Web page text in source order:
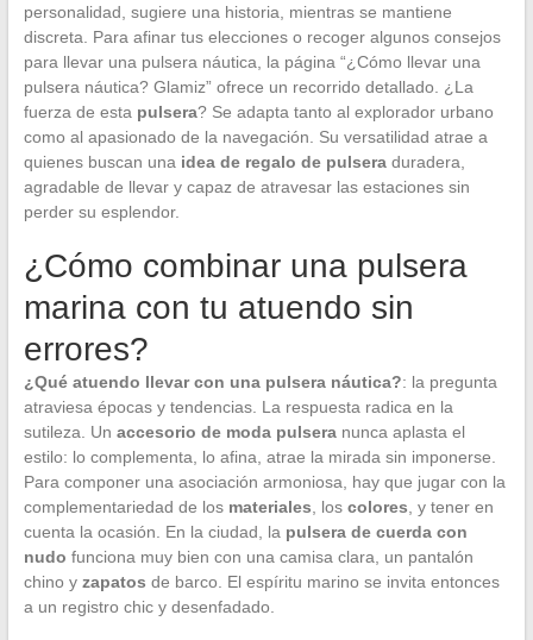
personalidad, sugiere una historia, mientras se mantiene
discreta. Para afinar tus elecciones o recoger algunos consejos
para llevar una pulsera náutica, la página “¿Cómo llevar una
pulsera náutica? Glamiz” ofrece un recorrido detallado. ¿La
fuerza de esta pulsera? Se adapta tanto al explorador urbano
como al apasionado de la navegación. Su versatilidad atrae a
quienes buscan una idea de regalo de pulseraduradera,
agradable de llevar y capaz de atravesar las estaciones sin
perder su esplendor.
¿Cómo combinar una pulsera
marina con tu atuendo sin
errores?
¿Qué atuendo llevar con una pulsera náutica?: la pregunta
atraviesa épocas y tendencias. La respuesta radica en la
sutileza. Un accesorio de moda pulseranunca aplasta el
estilo: lo complementa, lo afina, atrae la mirada sin imponerse.
Para componer una asociación armoniosa, hay que jugar con la
complementariedad de los materiales , los colores , y tener en
cuenta la ocasión. En la ciudad, la pulsera de cuerda con
nudo funciona muy bien con una camisa clara, un pantalón
chino y zapatos de barco. El espíritu marino se invita entonces
a un registro chic y desenfadado.